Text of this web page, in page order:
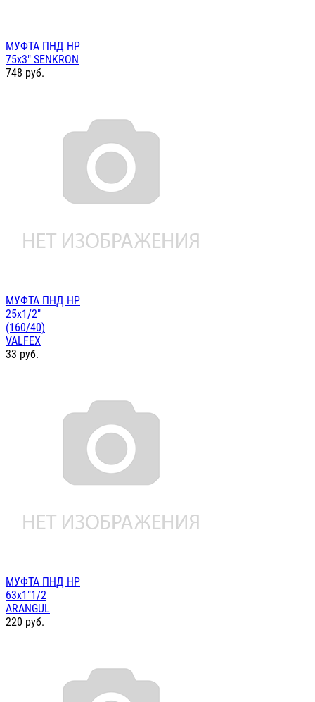
МУФТА ПНД НР
75х3" SENKRON
748 руб.
МУФТА ПНД НР
25х1/2"
(160/40)
VALFEX
33 руб.
МУФТА ПНД НР
63х1"1/2
ARANGUL
220 руб.